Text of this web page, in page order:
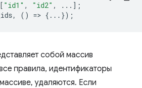
[ "id1" , "id2" ,
...];
, () => {...});
собой массив
правила, идентификаторы
удаляются. Если